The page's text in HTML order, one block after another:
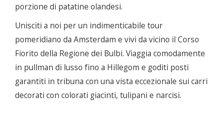
porzione di patatine olandesi.
Unisciti a noi per un indimenticabile tour
pomeridiano da Amsterdam e vivi da vicino il Corso
Fiorito della Regione dei Bulbi. Viaggia comodamente
in pullman di lusso fino a Hillegom e goditi posti
garantiti in tribuna con una vista eccezionale sui carri
decorati con colorati giacinti, tulipani e narcisi.